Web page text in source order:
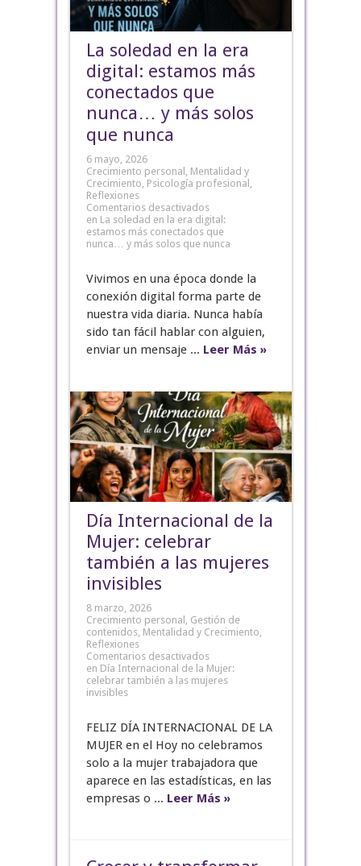
La soledad en la era
digital: estamos más
conectados que
nunca… y más solos
que nunca
6 mayo, 2026
Crecimiento personal Mentalidad y
Crecimiento Psicología profesional
Reflexiones
Comentarios desactivados
en La soledad en la era digital:
estamos más conectados que
nunca… y más solos que nunca
Vivimos en una época donde la
conexión digital forma parte de
nuestra vida diaria. Nunca había
sido tan fácil hablar con alguien,
enviar un mensaje ... Leer Más »
Día Internacional de la
Mujer: celebrar
también a las mujeres
invisibles
8 marzo, 2026
Crecimiento personal , Gestión de
contenidos, Mentalidad y Crecimiento,
Reflexiones
Comentarios desactivados
en Día Internacional de la Mujer:
celebrar también a las mujeres
invisibles
FELIZ DÍA INTERNACIONAL DE LA
MUJER en el Hoy no celebramos
solo a la mujer trabajadora que
aparece en las estadísticas, en las
empresas o ... Leer Más »